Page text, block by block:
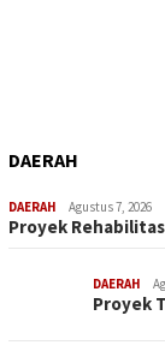
DAERAH
DAERAH Agustus 7, 2026
Proyek
DAERAH
Proyek